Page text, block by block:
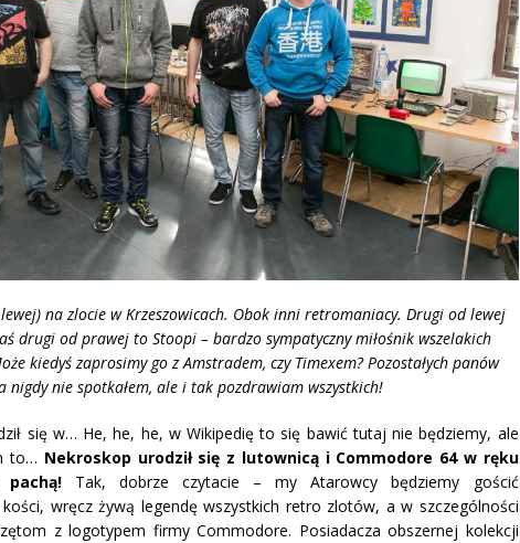
na zlocie w Krzeszowicach. Obok inni retromaniacy. Drugi od lewej
drugi od prawej to Stoopi – bardzo sympatyczny miłośnik wszelakich
kiedyś zaprosimy go z Amstradem, czy Timexem? Pozostałych panów
nigdy nie spotkałem, ale i tak pozdrawiam wszystkich!
się w… He, he, he, w Wikipedię to się bawić tutaj nie będziemy, ale
to… Nekroskop urodził się z lutownicą i Commodore 64 w ręku
Tak, dobrze czytacie – my Atarowcy będziemy gościć
wręcz żywą legendę wszystkich retro zlotów, a w szczególności
z logotypem firmy Commodore. Posiadacza obszernej kolekcji